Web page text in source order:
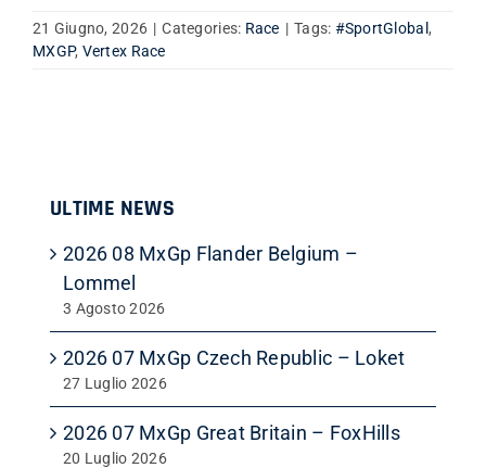
21 Giugno, 2026 | Categories: Race | Tags: #SportGlobal ,
MXGP, Vertex Race
ULTIME NEWS
2026 08 MxGp Flander Belgium –
Lommel
3 Agosto 2026
2026 07 MxGp Czech Republic – Loket
27 Luglio 2026
2026 07 MxGp Great Britain – FoxHills
20 Luglio 2026